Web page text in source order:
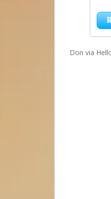
Don via